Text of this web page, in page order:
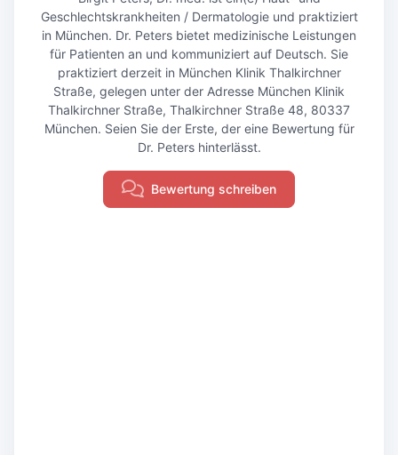
Geschlechtskrankheiten / Dermatologie und praktiziert
in München. Dr. Peters bietet medizinische Leistungen
für Patienten an und kommuniziert auf Deutsch. Sie
praktiziert derzeit in München Klinik Thalkirchner
Straße, gelegen unter der Adresse München Klinik
Thalkirchner Straße, Thalkirchner Straße 48, 80337
München. Seien Sie der Erste, der eine Bewertung für
Dr. Peters hinterlässt.
Bewertung schreiben